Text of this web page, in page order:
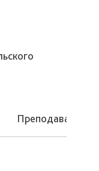
Преподаваемые